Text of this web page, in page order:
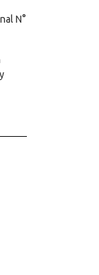
N°